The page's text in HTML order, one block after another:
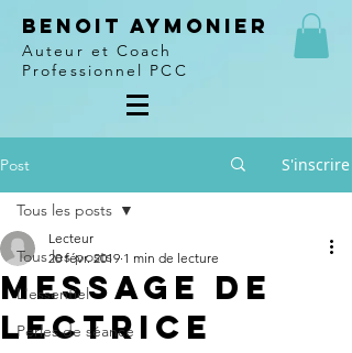
Benoit Aymonier
Auteur et Coach
Professionnel PCC
Post S'inscrire
Tous les posts
L'essentiel
Perles de séance
Tous les posts
Message de
lectrice
Lecteur
20 févr. 2019 1 min de lecture